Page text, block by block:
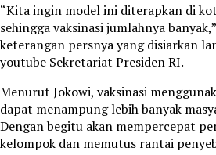
“Kita ingin model ini diterapkan di
sehingga vaksinasi jumlahnya
keterangan persnya yang disiarkan
youtube Sekretariat Presiden RI.
Menurut Jokowi, vaksinasi
dapat menampung lebih banyak
Dengan begitu akan mempercepat
kelompok dan memutus rantai